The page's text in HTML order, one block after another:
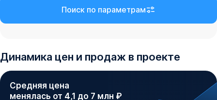
Поиск по параметрам
Динамика цен и продаж в проекте
Средняя цена
менялась от 4,1 до 7 млн ₽